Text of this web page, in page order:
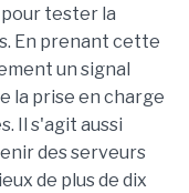
tester la
En prenant cette
un signal
la prise en charge
Il s'agit aussi
des serveurs
de plus de dix